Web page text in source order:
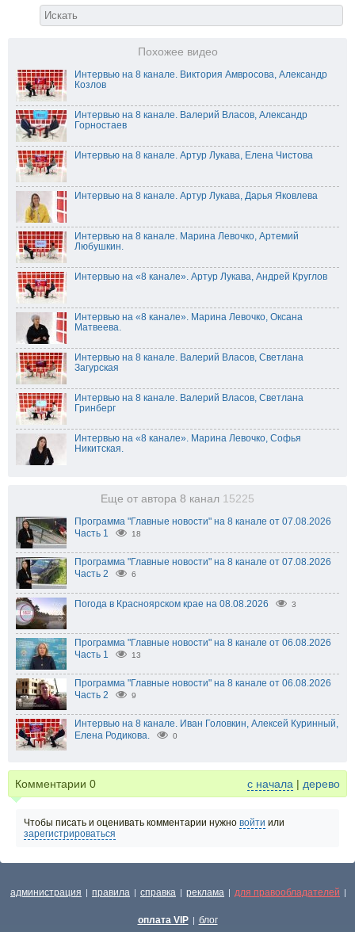
Похожее видео
Интервью на 8 канале. Виктория Амвросова, Александр
Козлов
Интервью на 8 канале. Валерий Власов, Александр
Горностаев
Интервью на 8 канале. Артур Лукава, Елена Чистова
Интервью на 8 канале. Артур Лукава, Дарья Яковлева
Интервью на 8 канале. Марина Левочко, Артемий
Любушкин.
Интервью на «8 канале». Артур Лукава, Андрей Круглов
Интервью на «8 канале». Марина Левочко, Оксана
Матвеева.
Интервью на 8 канале. Валерий Власов, Светлана
Загурская
Интервью на 8 канале. Валерий Власов, Светлана
Гринберг
Интервью на «8 канале». Марина Левочко, Софья
Никитская.
Еще от автора 8 канал 15225
Программа "Главные новости" на 8 канале от 07.08.2026
Часть 1
18
Программа "Главные новости" на 8 канале от 07.08.2026
Часть 2
6
Погода в Красноярском крае на 08.08.2026 3
Программа "Главные новости" на 8 канале от 06.08.2026
Часть 1
13
Программа "Главные новости" на 8 канале от 06.08.2026
Часть 2
9
Интервью на 8 канале. Иван Головкин, Алексей Куринный,
Елена Родикова.
0
Комментарии 0 с начала | дерево
Чтобы писать и оценивать комментарии нужно войти или
зарегистрироваться
администрация | правила | справка | реклама | для правообладателей |
оплата VIP | блог